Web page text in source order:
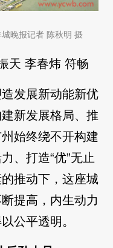
晚报记者 陈秋明 摄
天 李春炜 符畅
发展新动能新优
新发展格局、推
始终绕不开构建
、打造“优”无止
推动下，这座城
提高，内生动力
公平透明。